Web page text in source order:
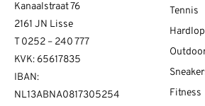
Kanaalstraat 76
2161 JN Lisse
T 0252 – 240 777
KVK: 65617835
IBAN:
NL13ABNA0817305254
Tennis
Fitness